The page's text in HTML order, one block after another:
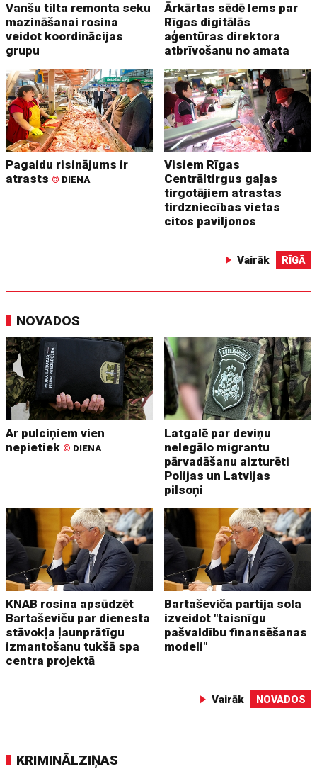
Vanšu tilta remonta seku
mazināšanai rosina
veidot koordinācijas
grupu
Ārkārtas sēdē lems par
Rīgas digitālās
aģentūras direktora
atbrīvošanu no amata
Pagaidu risinājums ir
atrasts © DIENA
Visiem Rīgas
Centrāltirgus gaļas
tirgotājiem atrastas
tirdzniecības vietas
citos paviljonos
Vairāk RĪGĀ
NOVADOS
Ar pulciņiem vien
nepietiek © DIENA
Latgalē par deviņu
nelegālo migrantu
pārvadāšanu aizturēti
Polijas un Latvijas
pilsoņi
KNAB rosina apsūdzēt
Bartaševiču par dienesta
stāvokļa ļaunprātīgu
izmantošanu tukšā spa
centra projektā
Bartaševiča partija sola
izveidot "taisnīgu
pašvaldību finansēšanas
modeli"
Vairāk NOVADOS
KRIMINĀLZIŅAS